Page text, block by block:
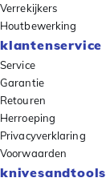
Verrekijkers
Houtbewerking
klantenservice
Service
Garantie
Retouren
Herroeping
Privacyverklaring
Voorwaarden
knivesandtools